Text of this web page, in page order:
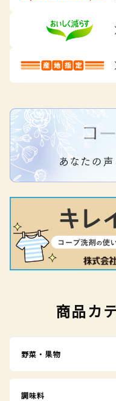
商品カ
野菜・果物
調味料